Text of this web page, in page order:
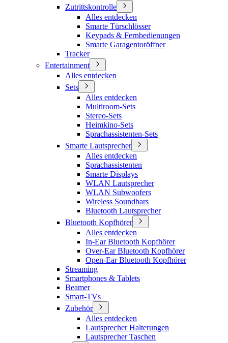
Zutrittskontrolle
Alles entdecken
Smarte Türschlösser
Keypads & Fernbedienungen
Smarte Garagentoröffner
Tracker
Entertainment
Alles entdecken
Sets
Alles entdecken
Multiroom-Sets
Stereo-Sets
Heimkino-Sets
Sprachassistenten-Sets
Smarte Lautsprecher
Alles entdecken
Sprachassistenten
Smarte Displays
WLAN Lautsprecher
WLAN Subwoofers
Wireless Soundbars
Bluetooth Lautsprecher
Bluetooth Kopfhörer
Alles entdecken
In-Ear Bluetooth Kopfhörer
Over-Ear Bluetooth Kopfhörer
Open-Ear Bluetooth Kopfhörer
Streaming
Smartphones & Tablets
Beamer
Smart-TVs
Zubehör
Alles entdecken
Lautsprecher Halterungen
Lautsprecher Taschen